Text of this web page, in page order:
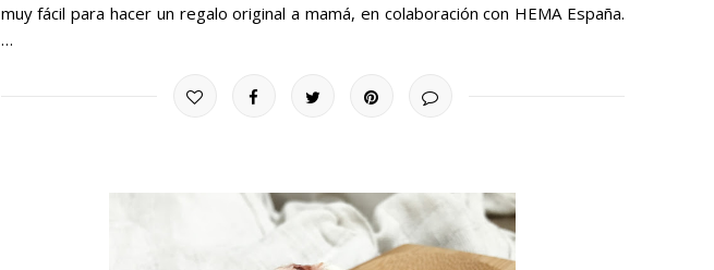
muy fácil para hacer un regalo original a mamá, en colaboración con HEMA España.
…